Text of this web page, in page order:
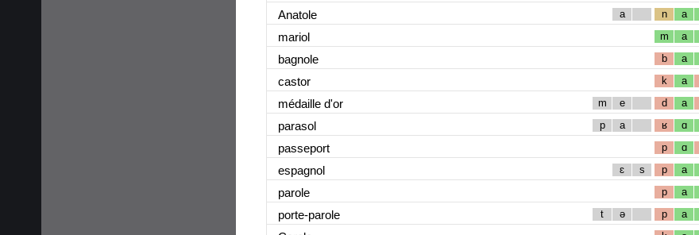
Anatole a n a
mariol m a
bagnole b a
castor k a
médaille d'or m e d a
parasol p a ʁ ɑ
passeport p ɑ
espagnol ɛ s p a
parole p a
porte-parole t ə p a